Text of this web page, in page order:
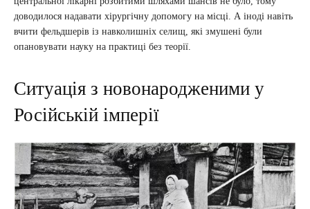
доводилося надавати хірургічну допомогу на місці. А іноді навіть
вчити фельдшерів із навколишніх селищ, які змушені були
опановувати науку на практиці без теорії.
Ситуація з новонародженими у
Російській імперії